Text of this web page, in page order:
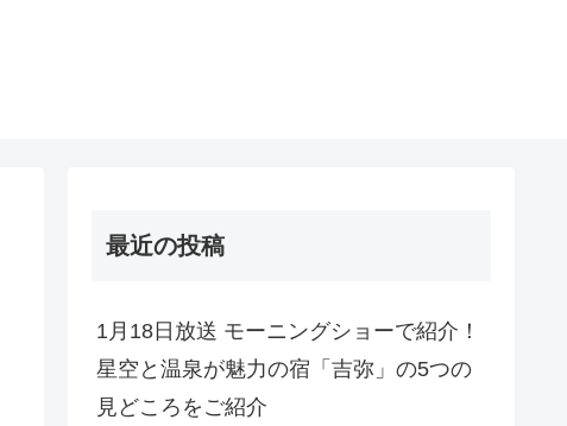
最近の投稿
1月18日放送 モーニングショーで紹介！
星空と温泉が魅力の宿「吉弥」の5つの
見どころをご紹介